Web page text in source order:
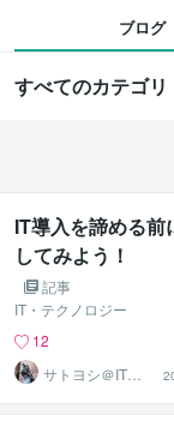
ブログ
すべてのカテゴリ
IT導入を諦める
してみよう！
記事
IT・テクノロジー
12
サトヨシ＠ITマ
ン